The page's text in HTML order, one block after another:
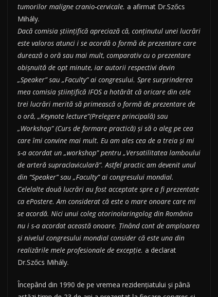
tumorilor maligne cranio-cervicale. a afirmat Dr.Szőcs
Mihály.
Dacă comisia științifică apreciază că, conținutul unei lucrări
este valoros atunci i se acordă o formă de prezentare care
durează o oră sau mai mult, comparativ cu o prezentare
obișnuită de opt minute, iar autorii respectivi devin
„Speaker” sau „Faculty” ai congresului. Spre surprinderea
mea comisia științifică IFOS a hotărât că oricare din cele
trei lucrări merită să primească o formă de prezentare de
o oră, „Keynote lecture”(Prelegere principală) sau
„Workshop” (Curs de formare practică) și să o aleg pe cea
care îmi convine mai mult. Eu am ales cea de a treia și mi
s-a acordat un „workshop” pentru „Versatilitatea lamboului
de arteră supraclaviculară”. Astfel practic am devenit unul
din “Speaker” sau „Faculty” ai congresului mondial.
Celelalte două lucrări au fost acceptate spre a fi prezentate
ca ePostere. Am considerat că este o mare onoare care mi
se acordă. Nici unui coleg otorinolaringolog din România
nu i s-a acordat această onoare. Ținând cont de amploarea
și nivelul congresului mondial consider că este una din
realizările mele profesionale de excepție. a declarat
Dr.Szőcs Mihály.
Începând din 1990 de pe vremea rezidențiatului și până